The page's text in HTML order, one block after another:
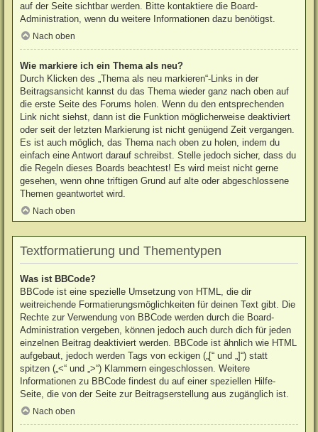
auf der Seite sichtbar werden. Bitte kontaktiere die Board-
Administration, wenn du weitere Informationen dazu benötigst.
Nach oben
Wie markiere ich ein Thema als neu?
Durch Klicken des „Thema als neu markieren“-Links in der
Beitragsansicht kannst du das Thema wieder ganz nach oben auf
die erste Seite des Forums holen. Wenn du den entsprechenden
Link nicht siehst, dann ist die Funktion möglicherweise deaktiviert
oder seit der letzten Markierung ist nicht genügend Zeit vergangen.
Es ist auch möglich, das Thema nach oben zu holen, indem du
einfach eine Antwort darauf schreibst. Stelle jedoch sicher, dass du
die Regeln dieses Boards beachtest! Es wird meist nicht gerne
gesehen, wenn ohne triftigen Grund auf alte oder abgeschlossene
Themen geantwortet wird.
Nach oben
Textformatierung und Thementypen
Was ist BBCode?
BBCode ist eine spezielle Umsetzung von HTML, die dir
weitreichende Formatierungsmöglichkeiten für deinen Text gibt. Die
Rechte zur Verwendung von BBCode werden durch die Board-
Administration vergeben, können jedoch auch durch dich für jeden
einzelnen Beitrag deaktiviert werden. BBCode ist ähnlich wie HTML
aufgebaut, jedoch werden Tags von eckigen („[“ und „]“) statt
spitzen („<“ und „>“) Klammern eingeschlossen. Weitere
Informationen zu BBCode findest du auf einer speziellen Hilfe-
Seite, die von der Seite zur Beitragserstellung aus zugänglich ist.
Nach oben